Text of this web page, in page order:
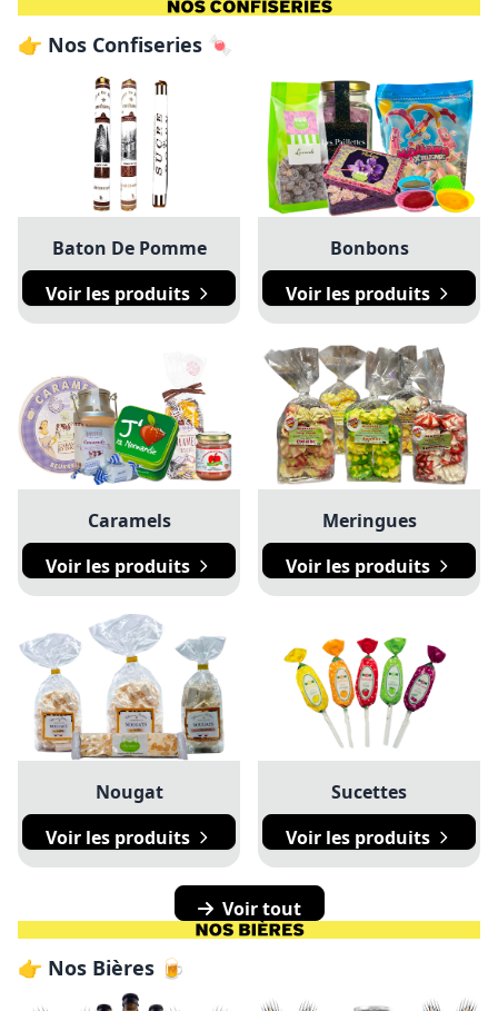
👉 Nos Confiseries 🍬
Baton De Pomme
Voir les produits
Bonbons
Voir les produits
Caramels
Voir les produits
Meringues
Voir les produits
Nougat
Voir les produits
Sucettes
Voir les produits
Voir tout
👉 Nos Bières 🍺